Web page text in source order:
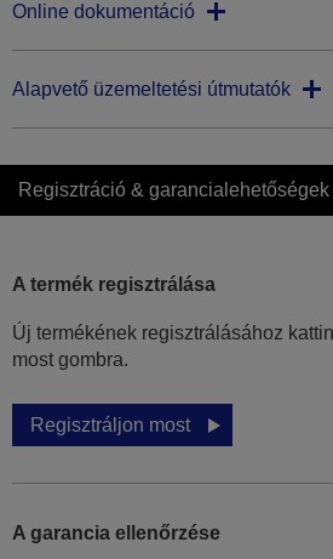
Online dokumentáció
Alapvető üzemeltetési útmutatók
Regisztráció & garancialehetőségek
A termék regisztrálása
Új termékének regisztrálásához
most gombra.
Regisztráljon most
A garancia ellenőrzése